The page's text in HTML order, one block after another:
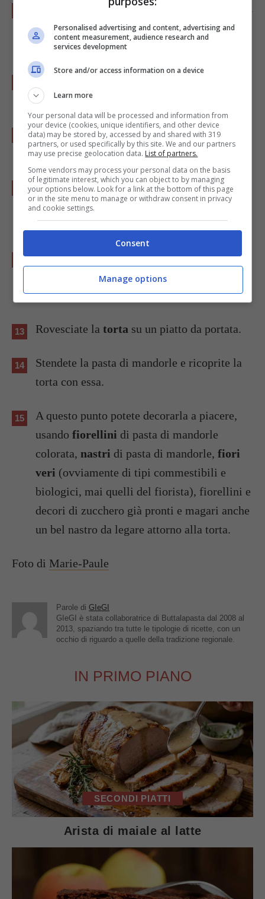
Infine diluite con il latte rimasto e ponete sul
fuoco mescolando, fatela bollire un minuto,
sempre mescolando energicamente.
Completatela con 2 dl di rum e la buccia
delle arance grattugiata.
Tagliate la torta intre strati orizzontali
poi ricomponetela alla rovescionella teglia.
Prima lo strato superiore della torta, poi 1/3
della crema, e quindi ripetete ancora due
volte.
Ricoprite con la pellicola alimentare e
poneteci sopra un peso, poi mettete in
frigorifero per la notte.
Rovesciate la torta su un piatto da portata.
Stendete la pasta di mandorle e ricoprite la
torta con essa.
A questo punto potete decorarla a piacere,
usando fiorellini di pasta di mandorle
colorata, nastri di pasta di mandorle, fiori
veri (ovviamente di tipi commestibili e
biologici, mai quelli del fiorista), fiorellini e
decori di zucchero già pronti e magari anche
un bel nastro da legare attorno alla torta.
Foto di Marie-Paule
Parole di GIeGI
GIeGI è stata collaboratrice di Buttalapasta dal 2008 al
2013, spaziando tra tutte le tipologie di ricette, con un
occhio di riguardo a quelle della tradizione regionale.
IN PRIMO PIANO
SECONDI PIATTI
Arista di maiale al latte
Personalised advertising and content, advertising and
content measurement, audience research and
services development
Store and/or access information on a device
Learn more
Your personal data will be processed and information from
your device (cookies, unique identifiers, and other device
data) may be stored by, accessed by and shared with 319
partners, or used specifically by this site. We and our partners
may use precise geolocation data. List of partners.
Some vendors may process your personal data on the basis
of legitimate interest, which you can object to by managing
your options below. Look for a link at the bottom of this page
or in the site menu to manage or withdraw consent in privacy
and cookie settings.
Consent
Manage options